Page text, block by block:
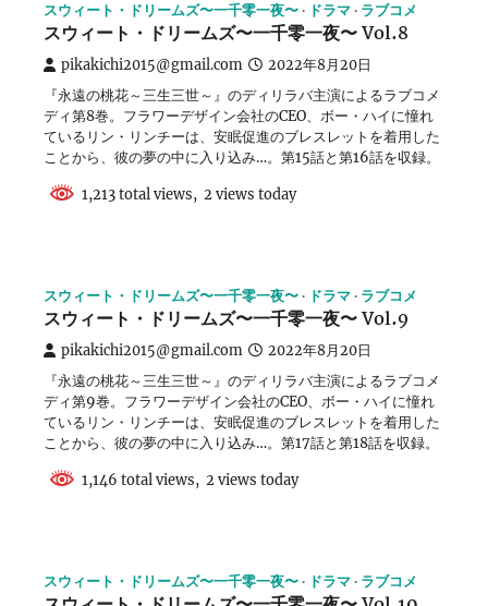
スウィート・ドリームズ〜一千零一夜〜 ドラマ ラブコメ
スウィート・ドリームズ〜一千零一夜〜 Vol.8
pikakichi2015@gmail.com 2022年8月20日
『永遠の桃花～三生三世～』のディリラバ主演によるラブコメ
ディ第8巻。フラワーデザイン会社のCEO、ボー・ハイに憧れ
ているリン・リンチーは、安眠促進のブレスレットを着用した
ことから、彼の夢の中に入り込み…。第15話と第16話を収録。
1,213 total views, 2 views today
スウィート・ドリームズ〜一千零一夜〜 ドラマ ラブコメ
スウィート・ドリームズ〜一千零一夜〜 Vol.9
pikakichi2015@gmail.com 2022年8月20日
『永遠の桃花～三生三世～』のディリラバ主演によるラブコメ
ディ第9巻。フラワーデザイン会社のCEO、ボー・ハイに憧れ
ているリン・リンチーは、安眠促進のブレスレットを着用した
ことから、彼の夢の中に入り込み…。第17話と第18話を収録。
1,146 total views, 2 views today
スウィート・ドリームズ〜一千零一夜〜 ドラマ ラブコメ